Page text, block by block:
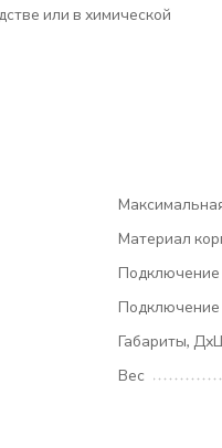
или в химической
Материал
Подключение
Подключение
Габариты,
Вес